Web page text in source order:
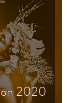
2020